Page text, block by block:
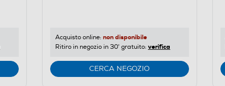
Acquisto online: non disponibile
Ritiro in negozio in 30' gratuito: verifica
CERCA NEGOZIO